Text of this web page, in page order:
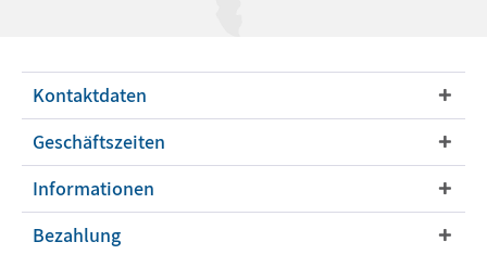
Kontaktdaten
Geschäftszeiten
Informationen
Bezahlung